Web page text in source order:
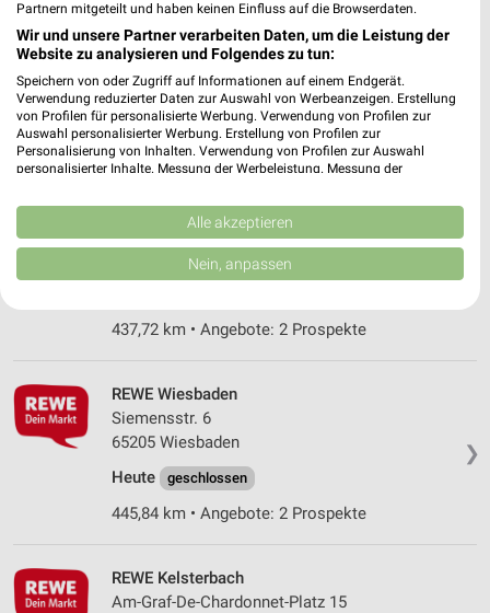
REWE Wiesbaden/Breckenheim
Wallauer Hohl 1
65207 Wiesbaden/Breckenheim
Heute geschlossen
442,98 km • Angebote: 2 Prospekte
REWE Kriftel
Oberweidstr. 9
65830 Kriftel
437,72 km • Angebote: 2 Prospekte
❯
REWE Wiesbaden
Siemensstr. 6
65205 Wiesbaden
Heute
geschlossen
445,84 km • Angebote: 2 Prospekte
REWE Kelsterbach
Am-Graf-De-Chardonnet-Platz 15
Partnern mitgeteilt und haben keinen Einfluss auf die Browserdaten.
Wir und unsere Partner verarbeiten Daten, um die Leistung der
Website zu analysieren und Folgendes zu tun:
Speichern von oder Zugriff auf Informationen auf einem Endgerät.
Verwendung reduzierter Daten zur Auswahl von Werbeanzeigen. Erstellung
von Profilen für personalisierte Werbung. Verwendung von Profilen zur
Auswahl personalisierter Werbung. Erstellung von Profilen zur
Personalisierung von Inhalten. Verwendung von Profilen zur Auswahl
personalisierter Inhalte. Messung der Werbeleistung. Messung der
Kombinationen von Daten aus verschiedenen Quellen. Entwicklung und
Verbesserung der Angebote. Verwendung reduzierter Daten zur Auswahl
von Inhalten.
Daten können außerhalb der Europäischen Union weitergegeben und in die
USA gesendet werden.
Website/App.
Partnerliste anzeigen (1 IAB-Anbieter)
IAB-Verarbeitungszwecke:
Speichern von oder Zugriff auf Informationen
auf einem Endgerät
Verwendung reduzierter Daten zur Auswahl von
Werbeanzeigen
Werbung
Alle akzeptieren
Nein, anpassen